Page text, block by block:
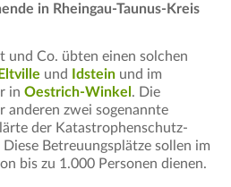
in Rheingau-Taunus-Kreis
und Co. übten einen solchen
Eltville und Idstein und im
in Oestrich-Winkel . Die
anderen zwei sogenannte
der Katastrophenschutz-
Betreuungsplätze sollen im
bis zu 1.000 Personen dienen.